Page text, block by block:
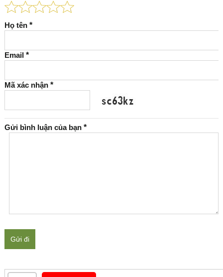
Họ tên *
Email *
Mã xác nhận *
Gửi bình luận của bạn *
Gửi đi